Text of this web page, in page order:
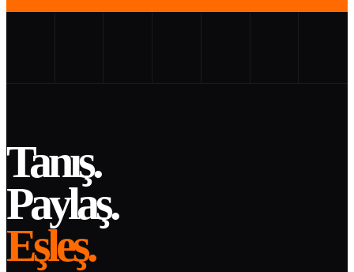
Tanış.
Paylaş.
Eşleş.